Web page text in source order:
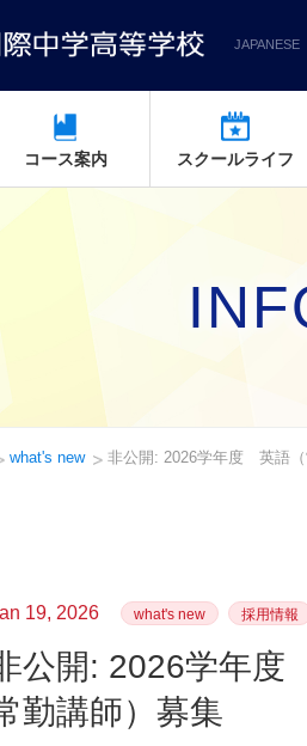
JAPANESE
コース案内 スクールライフ
what's new 非公開: 2026学年度 英語（
19, 2026 what's new 採用情報
公開: 2026学年度
勤講師）募集